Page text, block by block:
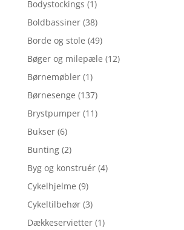
Bodystockings (1)
Boldbassiner (38)
Borde og stole (49)
Bøger og milepæle (12)
Børnemøbler (1)
Børnesenge (137)
Brystpumper (11)
Bukser (6)
Bunting (2)
Byg og konstruér (4)
Cykelhjelme (9)
Cykeltilbehør (3)
Dækkeservietter (1)